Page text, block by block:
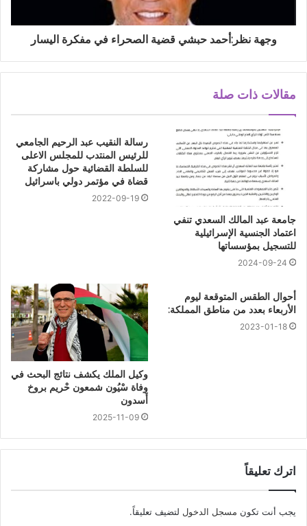
وجهة نظر:أحمد حبشي قضية الصحراء في مفكرة اليسار
مقالات ذات صلة
جامعة عبد المالك السعدي تنفي
اعتماد الجنسية الإسرائيلية
للتسجيل بمؤسساتها
2024-09-24
رسالة النقيب عبد الرحيم الجامعي
للرئيس المنتدب للمجلس الاعلى
للسلطة القضائية حول مشاركة
قضاة في مؤتمر دولي باسرائيل
2022-09-19
أحوال الطقس المتوقعة ليوم
الأربعاء بعدد من مناطق المملكة:
2023-01-18
وكيل الملك يكشف نتائج البحث في
وفاة سْيُون شمعون حْريم بروخ
أَسدون
2025-11-09
اترك تعليقاً
يجب أنت تكون مسجل الدخول لتضيف تعليقاً.